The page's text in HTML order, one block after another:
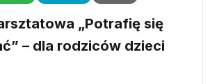
„Potrafię się
– dla rodziców dzieci